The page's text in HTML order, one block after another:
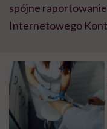
spójne
Internetowego